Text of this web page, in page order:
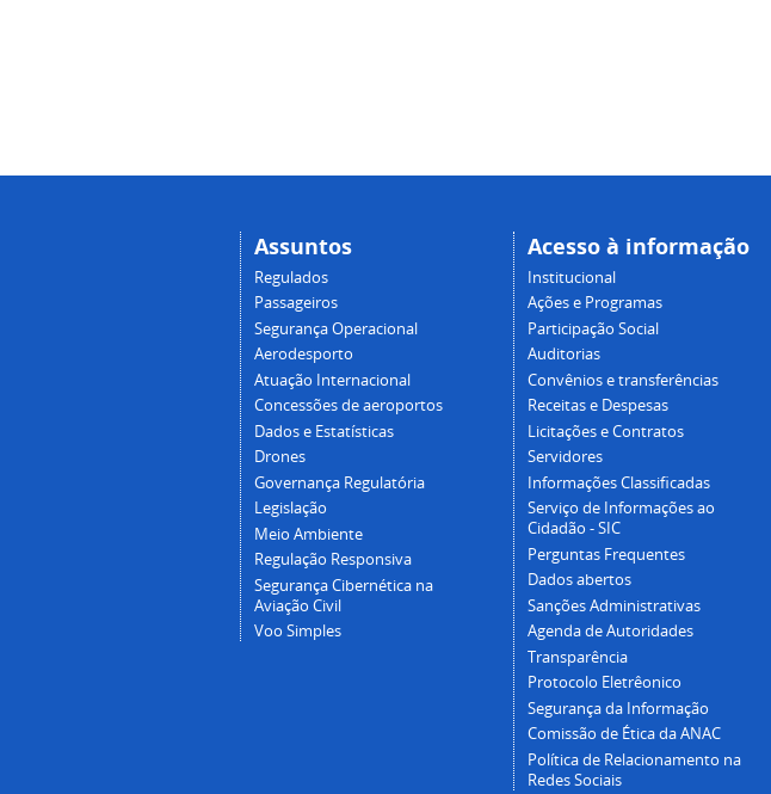
Assuntos
Regulados
Passageiros
Segurança Operacional
Aerodesporto
Atuação Internacional
Concessões de aeroportos
Dados e Estatísticas
Drones
Governança Regulatória
Legislação
Meio Ambiente
Regulação Responsiva
Segurança Cibernética na
Aviação Civil
Voo Simples
Acesso à informação
Institucional
Ações e Programas
Participação Social
Auditorias
Convênios e transferências
Receitas e Despesas
Licitações e Contratos
Servidores
Informações Classificadas
Serviço de Informações ao
Cidadão - SIC
Perguntas Frequentes
Dados abertos
Sanções Administrativas
Agenda de Autoridades
Transparência
Protocolo Eletrêonico
Segurança da Informação
Comissão de Ética da ANAC
Política de Relacionamento na
Redes Sociais